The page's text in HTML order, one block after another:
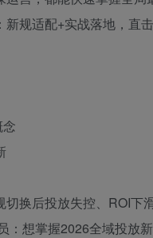
新规适配+实战落地，直
换后投放失控、ROI下
：想掌握2026全域投放